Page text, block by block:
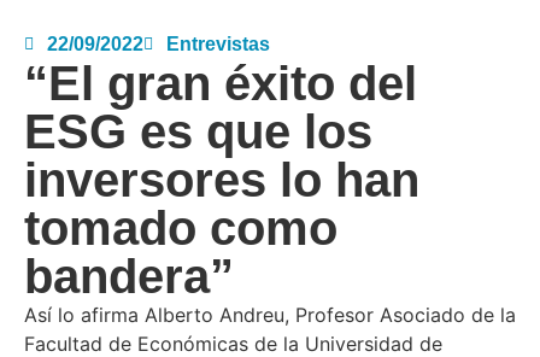
22/09/2022 Entrevistas
“El gran éxito del
ESG es que los
inversores lo han
tomado como
bandera”
Así lo afirma Alberto Andreu, Profesor Asociado de la
Facultad de Económicas de la Universidad de